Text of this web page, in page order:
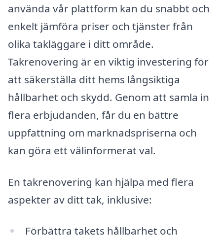
använda vår plattform kan du snabbt och
enkelt jämföra priser och tjänster från
olika takläggare i ditt område.
Takrenovering är en viktig investering för
att säkerställa ditt hems långsiktiga
hållbarhet och skydd. Genom att samla in
flera erbjudanden, får du en bättre
uppfattning om marknadspriserna och
kan göra ett välinformerat val.
En takrenovering kan hjälpa med flera
aspekter av ditt tak, inklusive:
Förbättra takets hållbarhet och